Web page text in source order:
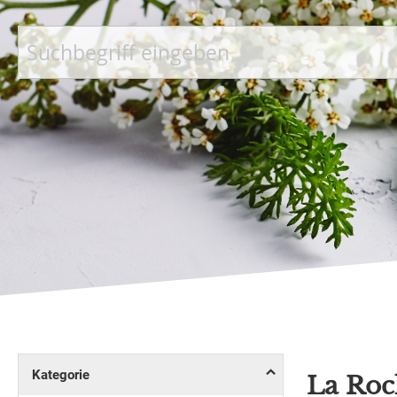
Suche
La
Kategorie